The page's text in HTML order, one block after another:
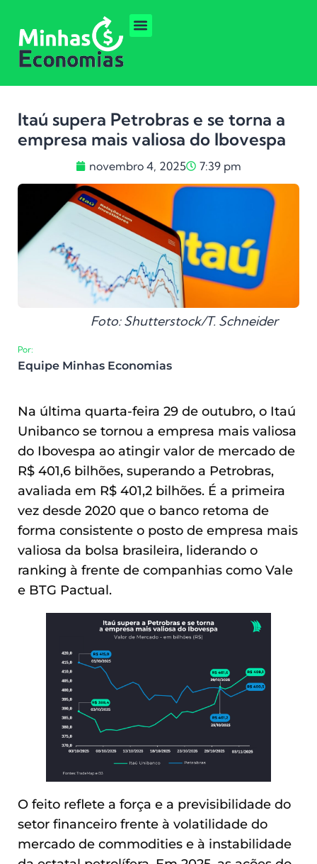
Itaú supera Petrobras e se torna a
empresa mais valiosa do Ibovespa
novembro 4, 2025 7:39 pm
Foto: Shutterstock/T. Schneider
Por:
Equipe Minhas Economias
Na última quarta-feira 29 de outubro, o Itaú
Unibanco se tornou a empresa mais valiosa
do Ibovespa ao atingir valor de mercado de
R$ 401,6 bilhões, superando a Petrobras,
avaliada em R$ 401,2 bilhões. É a primeira
vez desde 2020 que o banco retoma de
forma consistente o posto de empresa mais
valiosa da bolsa brasileira, liderando o
ranking à frente de companhias como Vale
e BTG Pactual.
O feito reflete a força e a previsibilidade do
setor financeiro frente à volatilidade do
mercado de commodities e à instabilidade